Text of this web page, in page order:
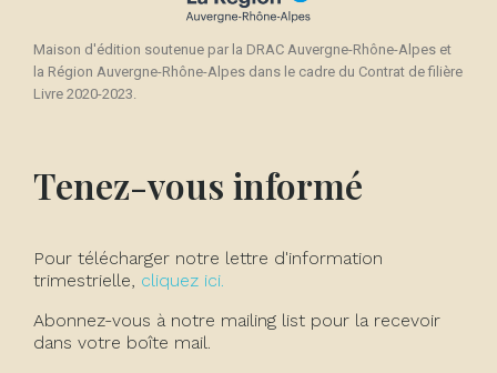
Maison d'édition soutenue par la DRAC Auvergne-Rhône-Alpes et
la Région Auvergne-Rhône-Alpes dans le cadre du Contrat de filière
Livre 2020-2023.
Tenez-vous informé
Pour télécharger notre lettre d'information
trimestrielle, cliquez ici.
Abonnez-vous à notre mailing list pour la recevoir
dans votre boîte mail.